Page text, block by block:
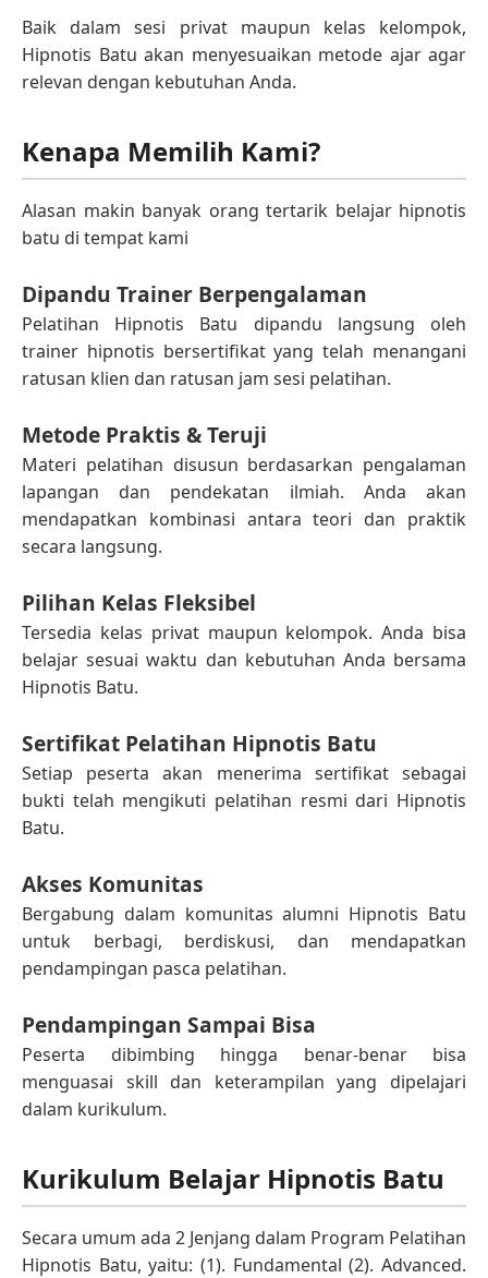
Baik dalam sesi privat maupun kelas kelompok,
Hipnotis Batu akan menyesuaikan metode ajar agar
relevan dengan kebutuhan Anda.
Kenapa Memilih Kami?
Alasan makin banyak orang tertarik belajar hipnotis
batu di tempat kami
Dipandu Trainer Berpengalaman
Pelatihan Hipnotis Batu dipandu langsung oleh
trainer hipnotis bersertifikat yang telah menangani
ratusan klien dan ratusan jam sesi pelatihan.
Metode Praktis & Teruji
Materi pelatihan disusun berdasarkan pengalaman
lapangan dan pendekatan ilmiah. Anda akan
mendapatkan kombinasi antara teori dan praktik
secara langsung.
Pilihan Kelas Fleksibel
Tersedia kelas privat maupun kelompok. Anda bisa
belajar sesuai waktu dan kebutuhan Anda bersama
Hipnotis Batu.
Sertifikat Pelatihan Hipnotis Batu
Setiap peserta akan menerima sertifikat sebagai
bukti telah mengikuti pelatihan resmi dari Hipnotis
Batu.
Akses Komunitas
Bergabung dalam komunitas alumni Hipnotis Batu
untuk berbagi, berdiskusi, dan mendapatkan
pendampingan pasca pelatihan.
Pendampingan Sampai Bisa
Peserta dibimbing hingga benar-benar bisa
menguasai skill dan keterampilan yang dipelajari
dalam kurikulum.
Kurikulum Belajar Hipnotis Batu
Secara umum ada 2 Jenjang dalam Program Pelatihan
Hipnotis Batu, yaitu: (1). Fundamental (2). Advanced.